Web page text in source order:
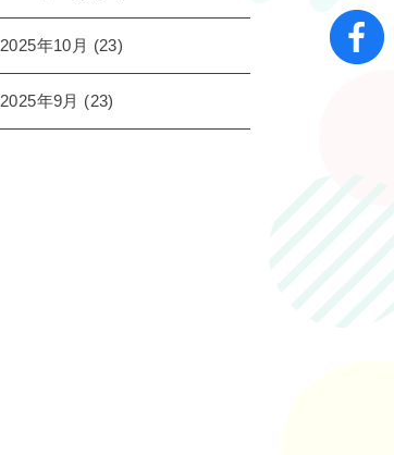
2025年10月 (23)
2025年9月 (23)